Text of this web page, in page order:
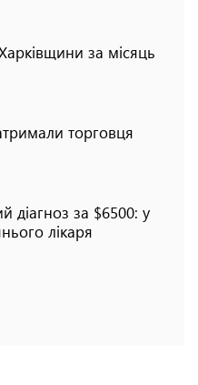
за місяць
торговця
діагноз за $6500: у
лікаря